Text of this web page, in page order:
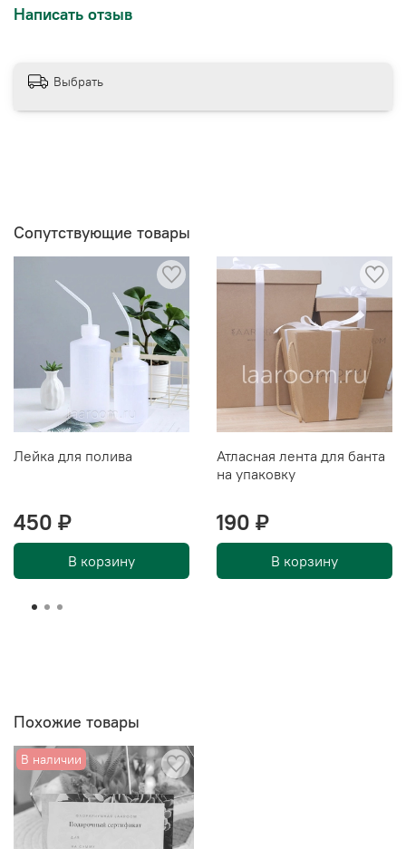
Написать отзыв
Выбрать
Сопутствующие товары
Лейка для полива
450 ₽
В корзину
Атласная лента для банта
на упаковку
190 ₽
В корзину
Похожие товары
В наличии